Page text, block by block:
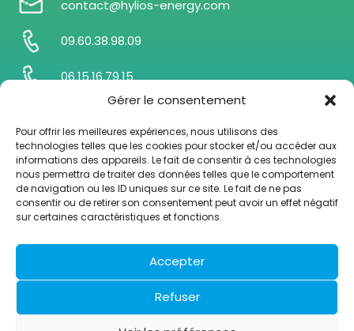
Gérer le consentement
Pour offrir les meilleures expériences, nous utilisons des
technologies telles que les cookies pour stocker et/ou accéder aux
informations des appareils. Le fait de consentir à ces technologies
nous permettra de traiter des données telles que le comportement
de navigation ou les ID uniques sur ce site. Le fait de ne pas
consentir ou de retirer son consentement peut avoir un effet négatif
sur certaines caractéristiques et fonctions.
Accepter
Refuser
contact@hylios-energy.com
09.60.38.98.09
06.15.16.79.15
21 Avenue de la Paix – Immeuble Septentrion
80080 AMIENS
La société
Notre équipe
Nous contacter